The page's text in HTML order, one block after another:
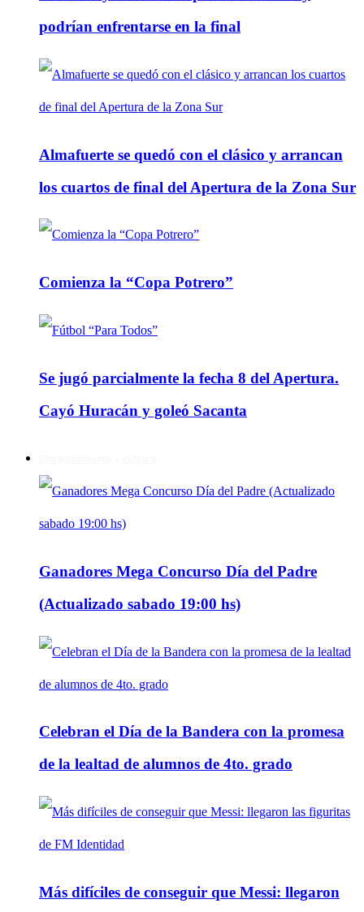
podrían enfrentarse en la final
Almafuerte se quedó con el clásico y arrancan
los cuartos de final del Apertura de la Zona Sur
Comienza la “Copa Potrero”
Se jugó parcialmente la fecha 8 del Apertura.
Cayó Huracán y goleó Sacanta
Ganadores Mega Concurso Día del Padre
(Actualizado sabado 19:00 hs)
Celebran el Día de la Bandera con la promesa
de la lealtad de alumnos de 4to. grado
Más difíciles de conseguir que Messi: llegaron